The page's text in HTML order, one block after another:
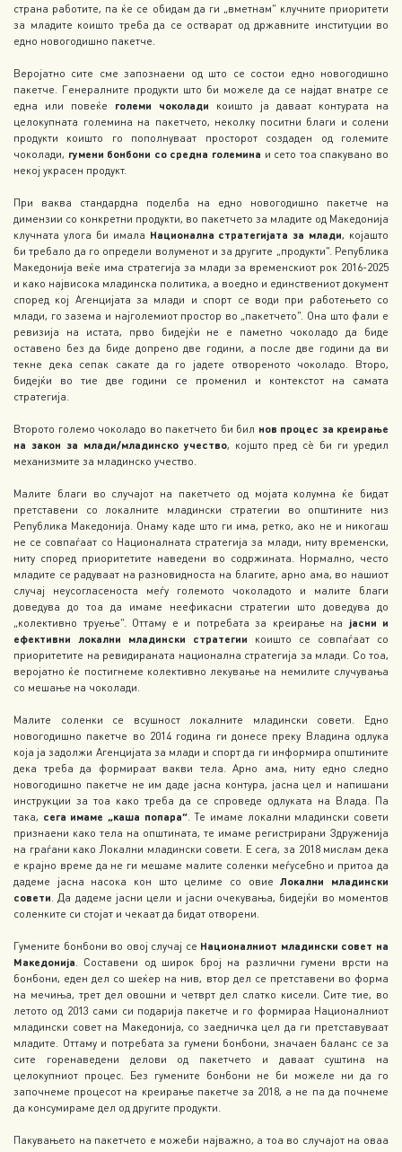
страна работите, па ќе се обидам да ги „вметнам“ клучните приоритети
за младите коишто треба да се остварат од државните институции во
едно новогодишно пакетче.
Веројатно сите сме запознаени од што се состои едно новогодишно
пакетче. Генералните продукти што би можеле да се најдат внатре се
една или повеќе големи чоколади коишто ја даваат контурата на
целокупната големина на пакетчето, неколку поситни благи и солени
продукти коишто го пополнуваат просторот создаден од големите
чоколади, гумени бонбони со средна големина и сето тоа спакувано во
некој украсен продукт.
При ваква стандардна поделба на едно новогодишно пакетче на
димензии со конкретни продукти, во пакетчето за младите од Македонија
клучната улога би имала Национална стратегијата за млади, којашто
би требало да го определи волуменот и за другите „продукти“. Република
Македонија веќе има стратегија за млади за временскиот рок 2016-2025
и како највисока младинска политика, а воедно и единствениот документ
според кој Агенцијата за млади и спорт се води при работењето со
млади, го зазема и најголемиот простор во „пакетчето“. Она што фали е
ревизија на истата, прво бидејќи не е паметно чоколадо да биде
оставено без да биде допрено две години, а после две години да ви
текне дека сепак сакате да го јадете отвореното чоколадо. Второ,
бидејќи во тие две години се променил и контекстот на самата
стратегија.
Второто големо чоколадо во пакетчето би бил нов процес за креирање
на закон за млади/младинско учество, којшто пред сѐ би ги уредил
механизмите за младинско учество.
Малите благи во случајот на пакетчето од мојата колумна ќе бидат
претставени со локалните младински стратегии во општините низ
Република Македонија. Онаму каде што ги има, ретко, ако не и никогаш
не се совпаѓаат со Националната стратегија за млади, ниту временски,
ниту според приоритетите наведени во содржината. Нормално, често
младите се радуваат на разновидноста на благите, арно ама, во нашиот
случај неусогласеноста меѓу големото чоколадото и малите благи
доведува до тоа да имаме неефикасни стратегии што доведува до
„колективно труење“. Оттаму е и потребата за креирање на јасни и
ефективни локални младински стратегии коишто се совпаѓаат со
приоритетите на ревидираната национална стратегија за млади. Со тоа,
веројатно ќе постигнеме колективно лекување на немилите случувања
со мешање на чоколади.
Малите соленки се всушност локалните младински совети. Едно
новогодишно пакетче во 2014 година ги донесе преку Владина одлука
која ја задолжи Агенцијата за млади и спорт да ги информира општините
дека треба да формираат вакви тела. Арно ама, ниту едно следно
новогодишно пакетче не им даде јасна контура, јасна цел и напишани
инструкции за тоа како треба да се спроведе одлуката на Влада. Па
така, сега имаме „каша попара“. Те имаме локални младински совети
признаени како тела на општината, те имаме регистрирани Здруженија
на граѓани како Локални младински совети. Е сега, за 2018 мислам дека
е крајно време да не ги мешаме малите соленки меѓусебно и притоа да
дадеме јасна насока кон што целиме со овиеЛокални младински
совети . Да дадеме јасни цели и јасни очекувања, бидејќи во моментов
соленките си стојат и чекаат да бидат отворени.
Гумените бонбони во овој случај се Националниот младински совет на
Македонија . Составени од широк број на различни гумени врсти на
бонбони, еден дел со шеќер на нив, втор дел се претставени во форма
на мечиња, трет дел овошни и четврт дел слатко кисели. Сите тие, во
летото од 2013 сами си подарија пакетче и го формираа Националниот
младински совет на Македонија, со заедничка цел да ги претставуваат
младите. Оттаму и потребата за гумени бонбони, значаен баланс се за
сите горенаведени делови од пакетчето и даваат суштина на
целокупниот процес. Без гумените бонбони не би можеле ни да го
започнеме процесот на креирање пакетче за 2018, а не па да почнеме
да консумираме дел од другите продукти.
Пакувањето на пакетчето е можеби најважно, а тоа во случајот на оваа